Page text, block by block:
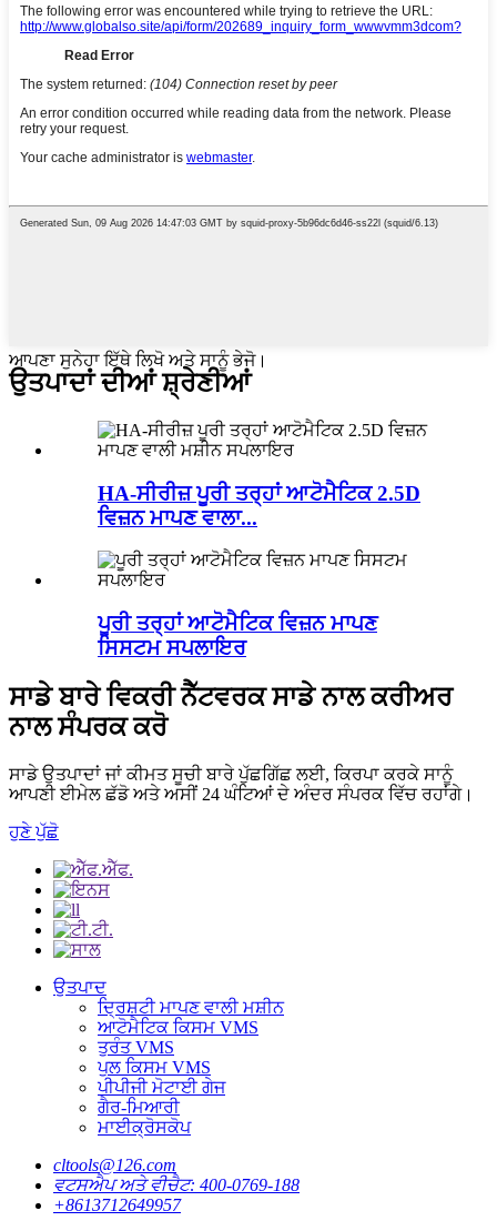
ਆਪਣਾ ਸੁਨੇਹਾ ਇੱਥੇ ਲਿਖੋ ਅਤੇ ਸਾਨੂੰ ਭੇਜੋ।
ਉਤਪਾਦਾਂ ਦੀਆਂ ਸ਼੍ਰੇਣੀਆਂ
HA-ਸੀਰੀਜ਼ ਪੂਰੀ ਤਰ੍ਹਾਂ ਆਟੋਮੈਟਿਕ 2.5D
ਵਿਜ਼ਨ ਮਾਪਣ ਵਾਲਾ...
ਪੂਰੀ ਤਰ੍ਹਾਂ ਆਟੋਮੈਟਿਕ ਵਿਜ਼ਨ ਮਾਪਣ
ਸਿਸਟਮ ਸਪਲਾਇਰ
ਸਾਡੇ ਬਾਰੇ ਵਿਕਰੀ ਨੈੱਟਵਰਕ ਸਾਡੇ ਨਾਲ ਕਰੀਅਰ
ਨਾਲ ਸੰਪਰਕ ਕਰੋ
ਸਾਡੇ ਉਤਪਾਦਾਂ ਜਾਂ ਕੀਮਤ ਸੂਚੀ ਬਾਰੇ ਪੁੱਛਗਿੱਛ ਲਈ, ਕਿਰਪਾ ਕਰਕੇ ਸਾਨੂੰ
ਆਪਣੀ ਈਮੇਲ ਛੱਡੋ ਅਤੇ ਅਸੀਂ 24 ਘੰਟਿਆਂ ਦੇ ਅੰਦਰ ਸੰਪਰਕ ਵਿੱਚ ਰਹਾਂਗੇ।
ਹੁਣੇ ਪੁੱਛੋ
ਉਤਪਾਦ
ਦ੍ਰਿਸ਼ਟੀ ਮਾਪਣ ਵਾਲੀ ਮਸ਼ੀਨ
ਆਟੋਮੈਟਿਕ ਕਿਸਮ VMS
ਤੁਰੰਤ VMS
ਪੁਲ ਕਿਸਮ VMS
ਪੀਪੀਜੀ ਮੋਟਾਈ ਗੇਜ
ਗੈਰ-ਮਿਆਰੀ
ਮਾਈਕ੍ਰੋਸਕੋਪ
cltools@126.com
ਵਟਸਐਪ ਅਤੇ ਵੀਚੈਟ: 400-0769-188
+8613712649957